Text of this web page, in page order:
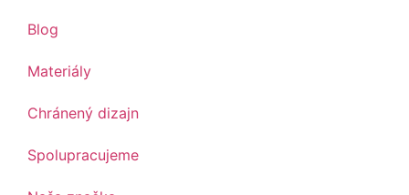
Blog
Materiály
Chránený dizajn
Spolupracujeme